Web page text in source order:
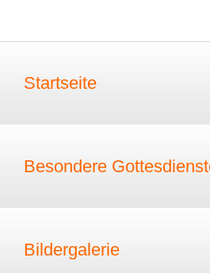
Startseite
Besondere
Bildergalerie